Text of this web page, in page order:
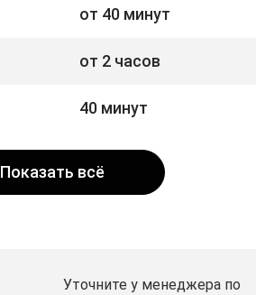
от 40 минут
от 2 часов
40 минут
Показать всё
Уточните у менеджера по